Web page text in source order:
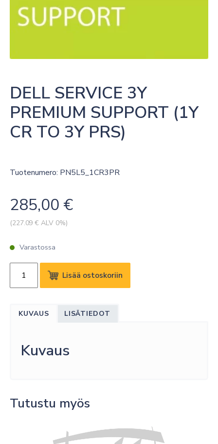
DELL SERVICE 3Y
PREMIUM SUPPORT (1Y
CR TO 3Y PRS)
Tuotenumero: PN5L5_1CR3PR
285,00 €
(227.09 € ALV 0%)
Varastossa
SERVICE
SUPPORT
Lisää ostoskoriin
KUVAUS LISÄTIEDOT
Kuvaus
Tutustu myös